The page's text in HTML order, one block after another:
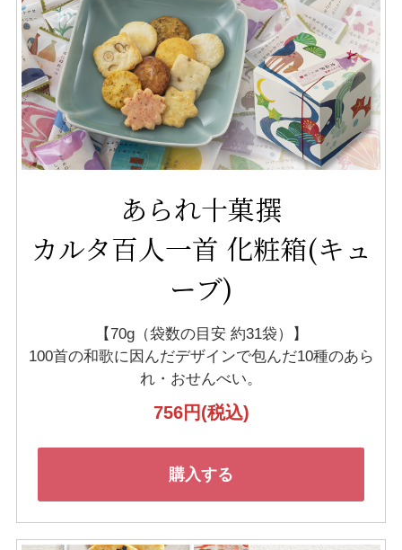
あられ十菓撰
カルタ百人一首 化粧箱(キュ
ーブ)
【70g（袋数の目安 約31袋）】
100首の和歌に因んだデザインで包んだ10種のあら
れ・おせんべい。
756円(税込)
購入する